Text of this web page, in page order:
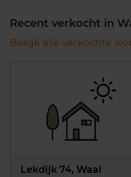
Recent verkocht in
Bekijk alle verkochte
Lekdijk 74, Waal